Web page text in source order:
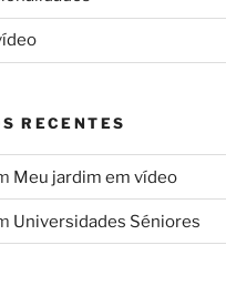
RECENTES
Meu jardim em vídeo
Universidades Séniores